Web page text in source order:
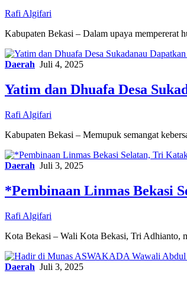
Rafi Algifari
Kabupaten Bekasi – Dalam upaya mempererat
Daerah Juli 4, 2025
Yatim dan Dhuafa Desa
Rafi Algifari
Kabupaten Bekasi – Memupuk semangat
Daerah Juli 3, 2025
*Pembinaan Linmas Bekasi
Rafi Algifari
Kota Bekasi – Wali Kota Bekasi, Tri Adhianto,
Daerah Juli 3, 2025